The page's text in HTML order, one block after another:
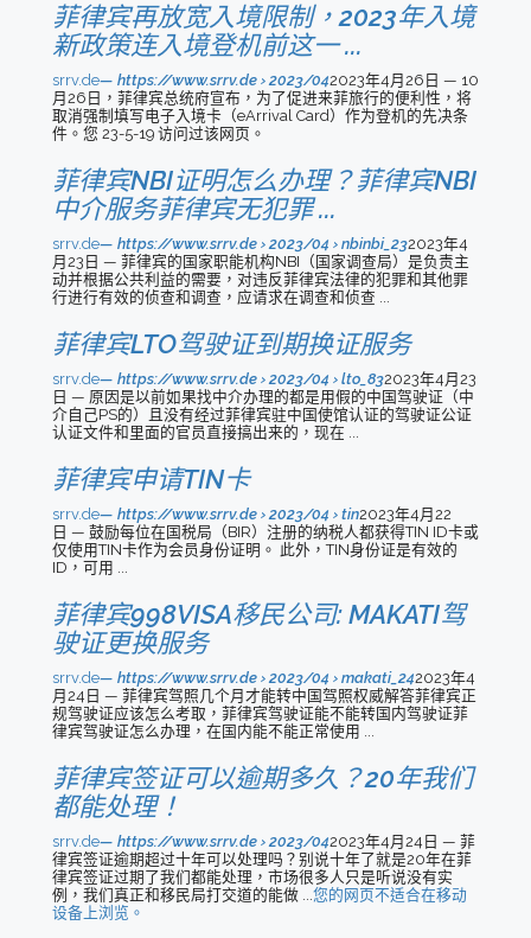
菲律宾再放宽入境限制，2023年入境
新政策连入境登机前这一 ...
srrv.de https://www.srrv.de › 2023/042023年4月26日 — 10
月26日，菲律宾总统府宣布，为了促进来菲旅行的便利性，将
取消强制填写电子入境卡（eArrival Card）作为登机的先决条
件。您 23-5-19 访问过该网页。
菲律宾NBI证明怎么办理？菲律宾NBI
中介服务菲律宾无犯罪 ...
srrv.de https://www.srrv.de › 2023/04 › nbinbi_232023年4
月23日 — 菲律宾的国家职能机构NBI（国家调查局）是负责主
动并根据公共利益的需要，对违反菲律宾法律的犯罪和其他罪
行进行有效的侦查和调查，应请求在调查和侦查 ...
菲律宾LTO驾驶证到期换证服务
srrv.de https://www.srrv.de › 2023/04 › lto_832023年4月23
日 — 原因是以前如果找中介办理的都是用假的中国驾驶证（中
介自己PS的）且没有经过菲律宾驻中国使馆认证的驾驶证公证
认证文件和里面的官员直接搞出来的，现在 ...
菲律宾申请TIN卡
srrv.de https://www.srrv.de › 2023/04 › tin2023年4月22
日 — 鼓励每位在国税局（BIR）注册的纳税人都获得TIN ID卡或
仅使用TIN卡作为会员身份证明。 此外，TIN身份证是有效的
ID，可用 ...
菲律宾998VISA移民公司: MAKATI驾
驶证更换服务
srrv.de https://www.srrv.de › 2023/04 › makati_242023年4
月24日 — 菲律宾驾照几个月才能转中国驾照权威解答菲律宾正
规驾驶证应该怎么考取，菲律宾驾驶证能不能转国内驾驶证菲
律宾驾驶证怎么办理，在国内能不能正常使用 ...
菲律宾签证可以逾期多久？20年我们
都能处理！
srrv.de https://www.srrv.de › 2023/042023年4月24日 — 菲
律宾签证逾期超过十年可以处理吗？别说十年了就是20年在菲
律宾签证过期了我们都能处理，市场很多人只是听说没有实
例，我们真正和移民局打交道的能做 ...您的网页不适合在移动
设备上浏览。